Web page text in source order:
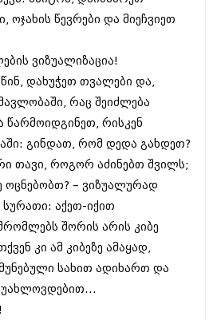
ოჯახის წევრები და მიეჩვიეთ
ვიზუალიზაცია!
დახუჭეთ თვალები და,
რაც შეიძლება
რისკენ
გინდათ, რომ დედა გახდეთ?
თავი, როგორ აძინებთ შვილს;
ოცნებობთ? – ვიზუალურად
აქეთ-იქით
შორის არის კიბე
კი ამ კიბეზე ამაყად,
სახით ადიხართ და